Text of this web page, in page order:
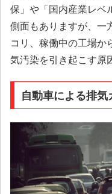
保」や「国内産業レベ
側面もありますが、一
コリ、稼働中の工場か
気汚染を引き起こす原
自動車による排気